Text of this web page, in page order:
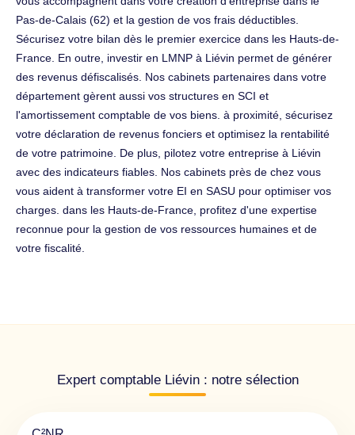
Pas-de-Calais (62) et la gestion de vos frais déductibles.
Sécurisez votre bilan dès le premier exercice dans les Hauts-de-
France. En outre, investir en LMNP à Liévin permet de générer
des revenus défiscalisés. Nos cabinets partenaires dans votre
département gèrent aussi vos structures en SCI et
l'amortissement comptable de vos biens. à proximité, sécurisez
votre déclaration de revenus fonciers et optimisez la rentabilité
de votre patrimoine. De plus, pilotez votre entreprise à Liévin
avec des indicateurs fiables. Nos cabinets près de chez vous
vous aident à transformer votre EI en SASU pour optimiser vos
charges. dans les Hauts-de-France, profitez d'une expertise
reconnue pour la gestion de vos ressources humaines et de
votre fiscalité.
Expert comptable Liévin : notre sélection